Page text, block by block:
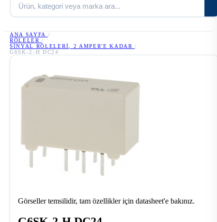
ANA SAYFA /
RÖLELER
/
SINYAL RÖLELERI, 2 AMPER'E KADAR
/
G6SK-2-H DC24
Görseller temsilidir, tam özellikler için datasheet'e bakınız.